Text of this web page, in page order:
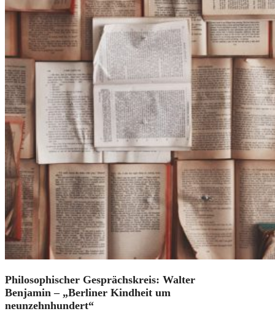
Philosophischer Gesprächskreis: Walter
Benjamin – „Berliner Kindheit um
neunzehnhundert“